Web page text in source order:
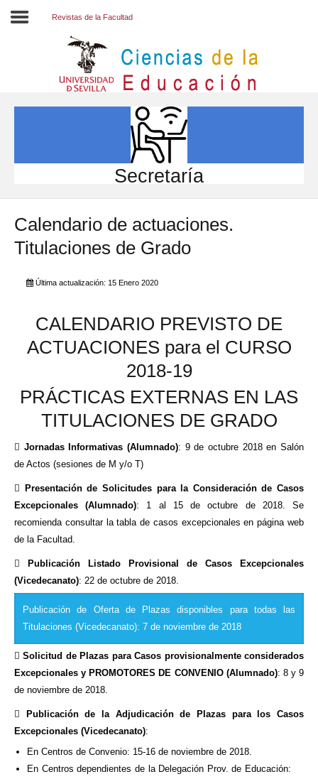
INVESTIGACIÓN
INTERNACIONAL
Directorio FCCE
Revistas de la Facultad
Secretaría
Calendario de actuaciones.
Titulaciones de Grado
Última actualización: 15 Enero 2020
CALENDARIO PREVISTO DE
ACTUACIONES para el CURSO
2018-19
PRÁCTICAS EXTERNAS EN LAS
TITULACIONES DE GRADO
 Jornadas Informativas (Alumnado): 9 de octubre 2018 en Salón
de Actos (sesiones de M y/o T)

Presentación de Solicitudes para la Consideración de Casos
Excepcionales (Alumnado): 1 al 15 de octubre de 2018. Se
recomienda consultar la tabla de casos excepcionales en página web
de la Facultad.

Publicación Listado Provisional de Casos Excepcionales
(Vicedecanato): 22 de octubre de 2018.
Publicación de Oferta de Plazas disponibles para todas las
Titulaciones (Vicedecanato): 7 de noviembre de 2018
Solicitud de Plazas para Casos provisionalmente considerados
Excepcionales y PROMOTORES DE CONVENIO (Alumnado): 8 y 9
de noviembre de 2018.

Publicación de la Adjudicación de Plazas para los Casos
Excepcionales (Vicedecanato):
En Centros de Convenio: 15-16 de noviembre de 2018.
En Centros dependientes de la Delegación Prov. de Educación: